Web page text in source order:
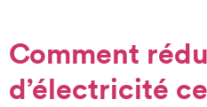
Comment
d’électricité